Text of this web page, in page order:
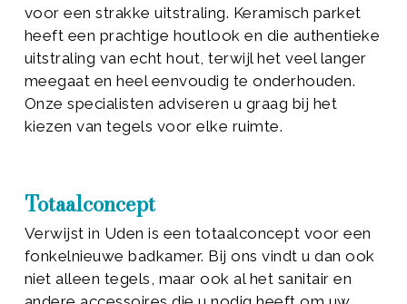
voor een strakke uitstraling. Keramisch parket
heeft een prachtige houtlook en die authentieke
uitstraling van echt hout, terwijl het veel langer
meegaat en heel eenvoudig te onderhouden.
Onze specialisten adviseren u graag bij het
kiezen van tegels voor elke ruimte.
Totaalconcept
Verwijst in Uden is een totaalconcept voor een
fonkelnieuwe badkamer. Bij ons vindt u dan ook
niet alleen tegels, maar ook al het sanitair en